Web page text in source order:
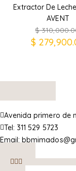
Extractor De
AVENT
$
$
Avenida primero de
Tel: 311 529 5723
Email: